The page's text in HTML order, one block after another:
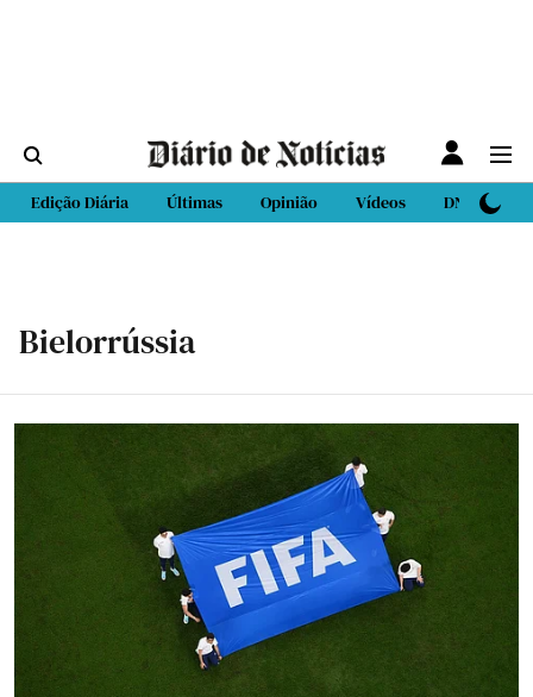
Edição Diária Últimas Opinião Vídeos DN Sport
Bielorrússia